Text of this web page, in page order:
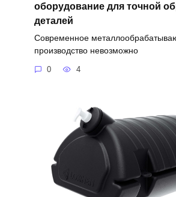
оборудование для точной
деталей
Современное
производство невозможно
0 4